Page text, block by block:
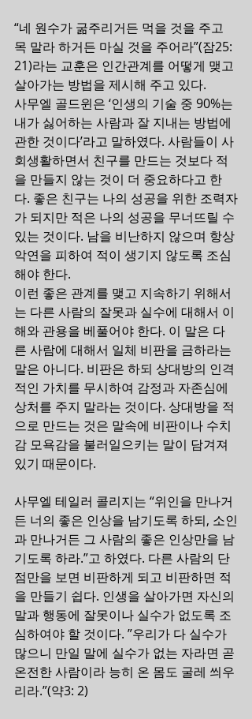
“네 원수가 굶주리거든 먹을 것을 주고
목 말라 하거든 마실 것을 주어라”(잠25:
21)라는 교훈은 인간관계를 어떻게 맺고
살아가는 방법을 제시해 주고 있다.
사무엘 골드윈은 ‘인생의 기술 중 90%는
내가 싫어하는 사람과 잘 지내는 방법에
관한 것이다’라고 말하였다. 사람들이 사
회생활하면서 친구를 만드는 것보다 적
을 만들지 않는 것이 더 중요하다고 한
다. 좋은 친구는 나의 성공을 위한 조력자
가 되지만 적은 나의 성공을 무너뜨릴 수
있는 것이다. 남을 비난하지 않으며 항상
악연을 피하여 적이 생기지 않도록 조심
해야 한다.
이런 좋은 관계를 맺고 지속하기 위해서
는 다른 사람의 잘못과 실수에 대해서 이
해와 관용을 베풀어야 한다. 이 말은 다
른 사람에 대해서 일체 비판을 금하라는
말은 아니다. 비판은 하되 상대방의 인격
적인 가치를 무시하여 감정과 자존심에
상처를 주지 말라는 것이다. 상대방을 적
으로 만드는 것은 말속에 비판이나 수치
감 모욕감을 불러일으키는 말이 담겨져
있기 때문이다.
사무엘 테일러 콜리지는 “위인을 만나거
든 너의 좋은 인상을 남기도록 하되, 소인
과 만나거든 그 사람의 좋은 인상만을 남
기도록 하라.”고 하였다. 다른 사람의 단
점만을 보면 비판하게 되고 비판하면 적
을 만들기 쉽다. 인생을 살아가면 자신의
말과 행동에 잘못이나 실수가 없도록 조
심하여야 할 것이다. ”우리가 다 실수가
많으니 만일 말에 실수가 없는 자라면 곧
온전한 사람이라 능히 온 몸도 굴레 씌우
리라.”(약3: 2)